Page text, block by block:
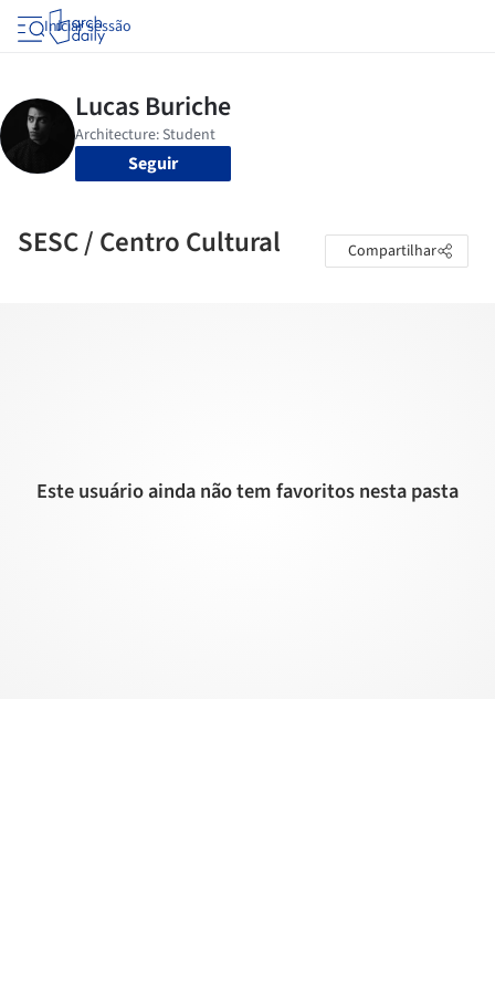
Iniciar sessão
Seguir
SESC / Centro Cultural Compartilhar
Este usuário ainda não tem favoritos nesta pasta